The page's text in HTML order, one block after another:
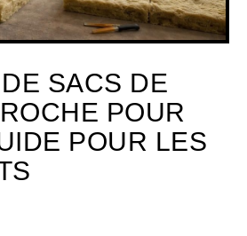
SACS DE
POUR
POUR LES